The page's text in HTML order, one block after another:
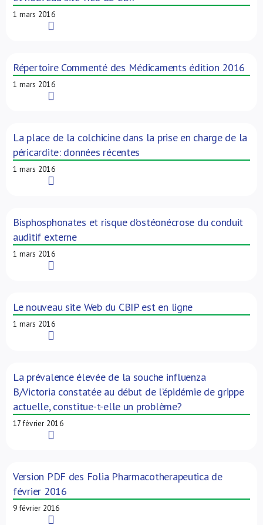
1 mars 2016
Répertoire Commenté des Médicaments édition 2016
1 mars 2016
La place de la colchicine dans la prise en charge de la
péricardite: données récentes
1 mars 2016
Bisphosphonates et risque d’ostéonécrose du conduit
auditif externe
1 mars 2016
Le nouveau site Web du CBIP est en ligne
1 mars 2016
La prévalence élevée de la souche influenza
B/Victoria constatée au début de l’épidémie de grippe
actuelle, constitue-t-elle un problème?
17 février 2016
Version PDF des Folia Pharmacotherapeutica de
février 2016
9 février 2016